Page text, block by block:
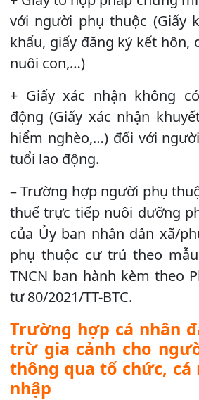
với người phụ thuộc (Giấy
khẩu, giấy đăng ký kết hôn,
nuôi con,…)
+ Giấy xác nhận không
động (Giấy xác nhận
hiểm nghèo,…) đối với
tuổi lao động.
– Trường hợp người phụ
thuế trực tiếp nuôi dưỡng
của Ủy ban nhân dân xã/
phụ thuộc cư trú theo mẫu
TNCN ban hành kèm theo
tư 80/2021/TT-BTC.
Trường hợp cá nhân
trừ gia cảnh cho
thông qua tổ chức, cá
nhập